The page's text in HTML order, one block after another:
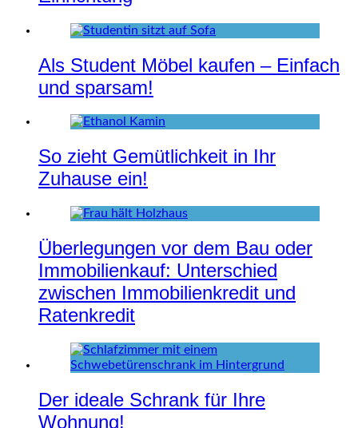
Als Student Möbel kaufen – Einfach
und sparsam!
So zieht Gemütlichkeit in Ihr
Zuhause ein!
Überlegungen vor dem Bau oder
Immobilienkauf: Unterschied
zwischen Immobilienkredit und
Ratenkredit
Der ideale Schrank für Ihre
Wohnung!